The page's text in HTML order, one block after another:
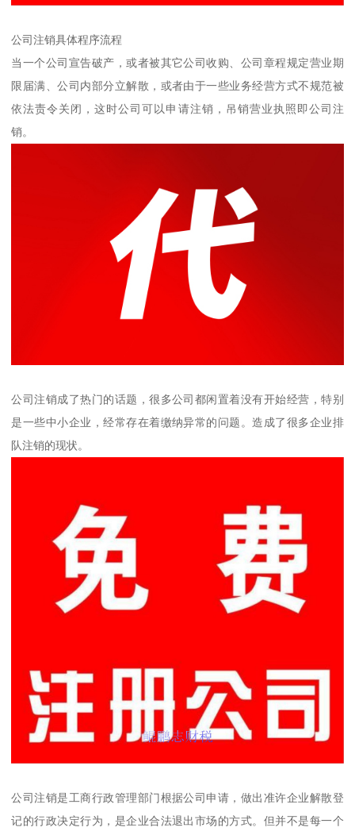
公司注销具体程序流程
当一个公司宣告破产，或者被其它公司收购、公司章程规定营业期
限届满、公司内部分立解散，或者由于一些业务经营方式不规范被
依法责令关闭，这时公司可以申请注销，吊销营业执照即公司注
销。
公司注销成了热门的话题，很多公司都闲置着没有开始经营，特别
是一些中小企业，经常存在着缴纳异常的问题。造成了很多企业排
队注销的现状。
公司注销是工商行政管理部门根据公司申请，做出准许企业解散登
记的行政决定行为，是企业合法退出市场的方式。但并不是每一个